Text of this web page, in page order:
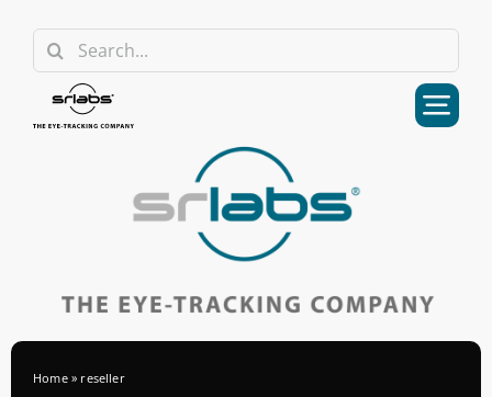
content
Search
for:
Home» reseller